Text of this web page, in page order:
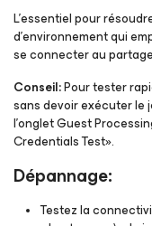
L'essentiel pour
d’environnement qui
se connecter au
Conseil:Pour tester
sans devoir exécuter le
l’onglet Guest
Credentials Test».
Dépannage:
Testez la